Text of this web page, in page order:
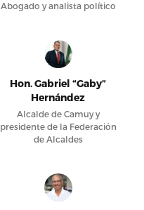
Abogado y analista político
Hon. Gabriel “Gaby”
Hernández
Alcalde de Camuy y
presidente de la Federación
de Alcaldes